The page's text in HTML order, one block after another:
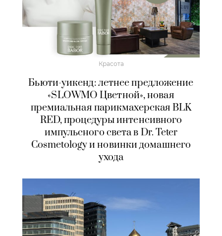
Красота
Бьюти-уикенд: летнее предложение
«SLOWMO Цветной», новая
премиальная парикмахерская BLK
RED, процедуры интенсивного
импульсного света в Dr. Teter
Cosmetology и новинки домашнего
ухода